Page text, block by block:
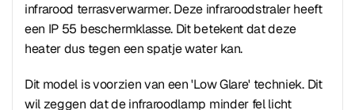
infrarood terrasverwarmer. Deze infraroodstraler heeft
een IP 55 beschermklasse. Dit betekent dat deze
heater dus tegen een spatje water kan.
Dit model is voorzien van een 'Low Glare' techniek. Dit
wil zeggen dat de infraroodlamp minder fel licht